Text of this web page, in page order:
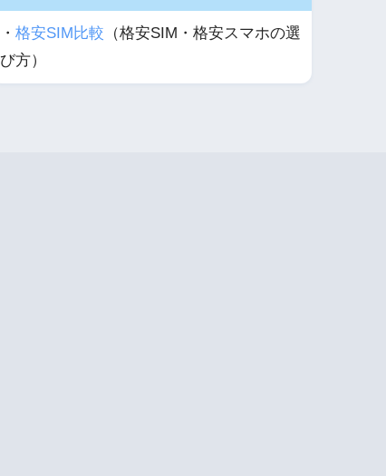
・ 格安SIM比較 （格安SIM・格安スマホの選
び方）